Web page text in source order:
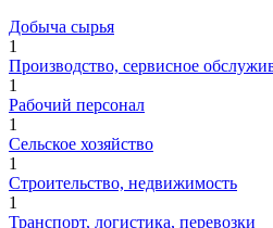
Добыча сырья
1
Производство, сервисное
1
Рабочий персонал
1
Сельское хозяйство
1
Строительство, недвижимость
1
Транспорт, логистика, перевозки